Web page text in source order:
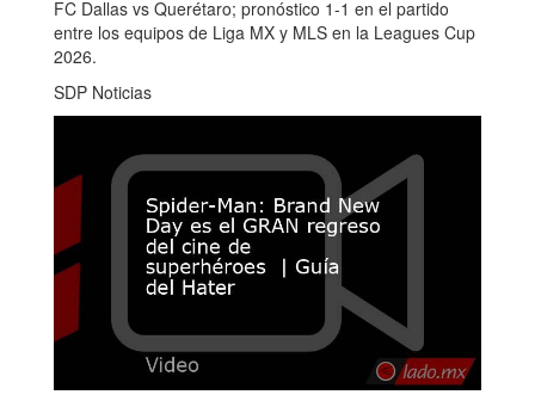
FC Dallas vs Querétaro; pronóstico 1-1 en el partido
entre los equipos de Liga MX y MLS en la Leagues Cup
2026.
SDP Noticias